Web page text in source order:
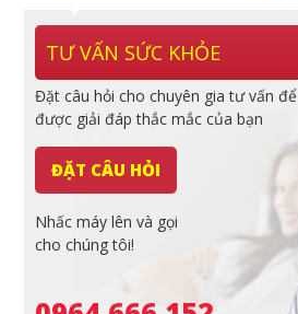
TƯ VẤN SỨC KHỎE
Đặt câu hỏi cho chuyên gia tư vấn để
được giải đáp thắc mắc của bạn
ĐẶT CÂU HỎI
Nhấc máy lên và gọi
cho chúng tôi!